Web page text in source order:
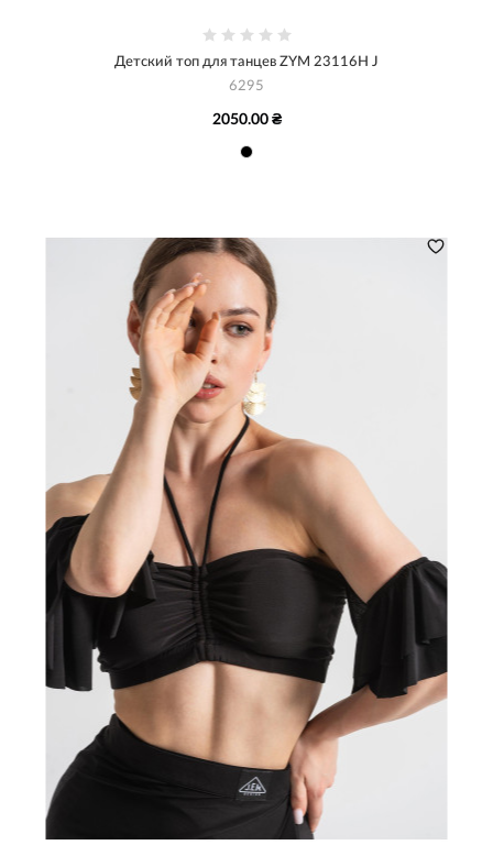
Детский топ для танцев ZYM 23116H J
6295
2050.00 ₴